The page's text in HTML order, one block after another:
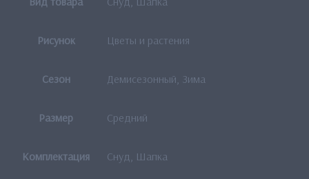
Рисунок Цветы и растения
Сезон Демисезонный, Зима
Размер Средний
Комплектация Снуд, Шапка